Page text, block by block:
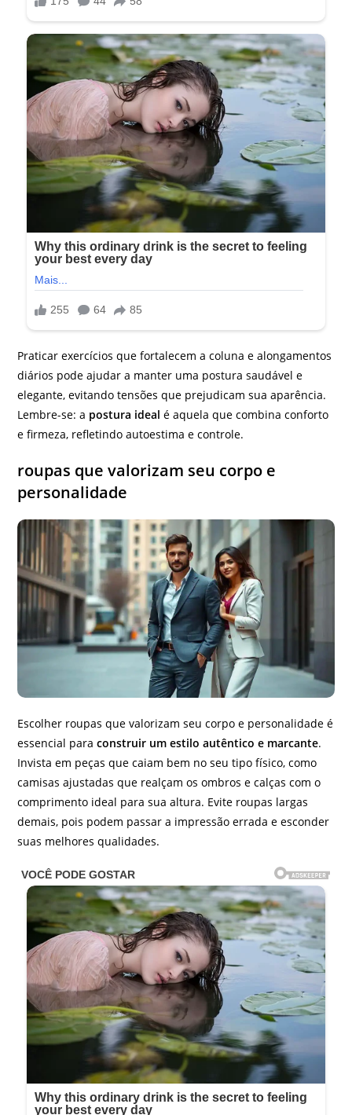
Praticar exercícios que fortalecem a coluna e alongamentos
diários pode ajudar a manter uma postura saudável e
elegante, evitando tensões que prejudicam sua aparência.
Lembre-se: a postura ideal é aquela que combina conforto
e firmeza, refletindo autoestima e controle.
roupas que valorizam seu corpo e
personalidade
Escolher roupas que valorizam seu corpo e personalidade é
essencial paraconstruir um estilo autêntico e marcante.
Invista em peças que caiam bem no seu tipo físico, como
camisas ajustadas que realçam os ombros e calças com o
comprimento ideal para sua altura. Evite roupas largas
demais, pois podem passar a impressão errada e esconder
suas melhores qualidades.